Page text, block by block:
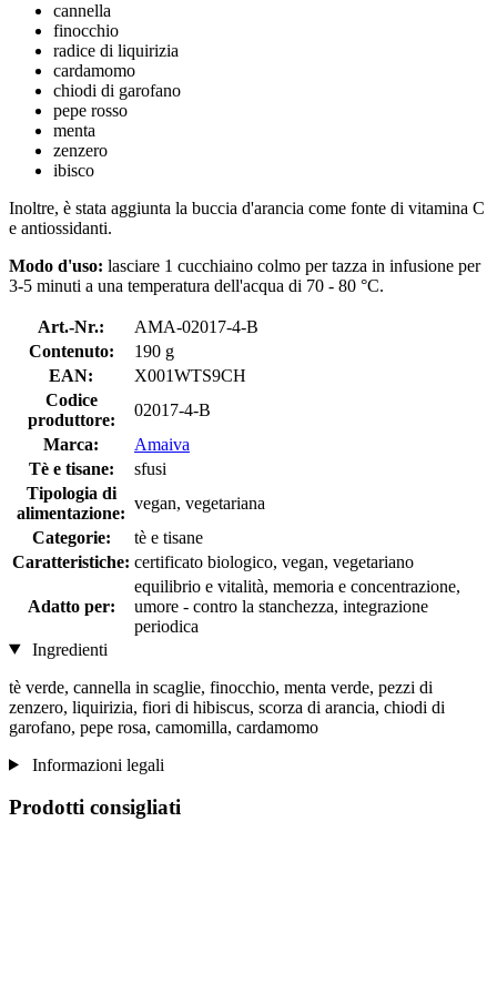
cannella
finocchio
radice di liquirizia
cardamomo
chiodi di garofano
pepe rosso
menta
zenzero
ibisco
Inoltre, è stata aggiunta la buccia d'arancia come fonte di vitamina C
e antiossidanti.
Modo d'uso: lasciare 1 cucchiaino colmo per tazza in infusione per
3-5 minuti a una temperatura dell'acqua di 70 - 80 °C.
Art.-Nr.:
AMA-02017-4-B
Contenuto:
190 g
EAN:
X001WTS9CH
Codice
produttore:
02017-4-B
Marca:
Amaiva
Tè e tisane:
sfusi
Tipologia di
alimentazione:
vegan, vegetariana
Categorie:
tè e tisane
Caratteristiche: certificato biologico, vegan, vegetariano
Adatto per:
equilibrio e vitalità, memoria e concentrazione,
umore - contro la stanchezza, integrazione
periodica
Ingredienti
tè verde, cannella in scaglie, finocchio, menta verde, pezzi di
zenzero, liquirizia, fiori di hibiscus, scorza di arancia, chiodi di
garofano, pepe rosa, camomilla, cardamomo
Informazioni legali
Prodotti consigliati